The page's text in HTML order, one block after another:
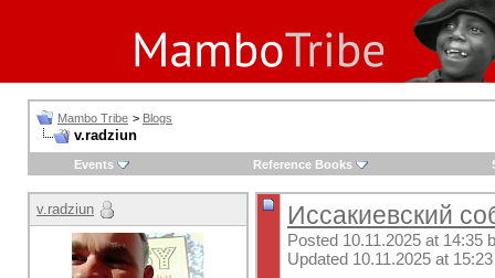
Mambo Tribe > Blogs
v.radziun
Events Reference Books
Иссакиевский
Posted 10.11.2025 at 14:35
Updated 10.11.2025 at
v.radziun